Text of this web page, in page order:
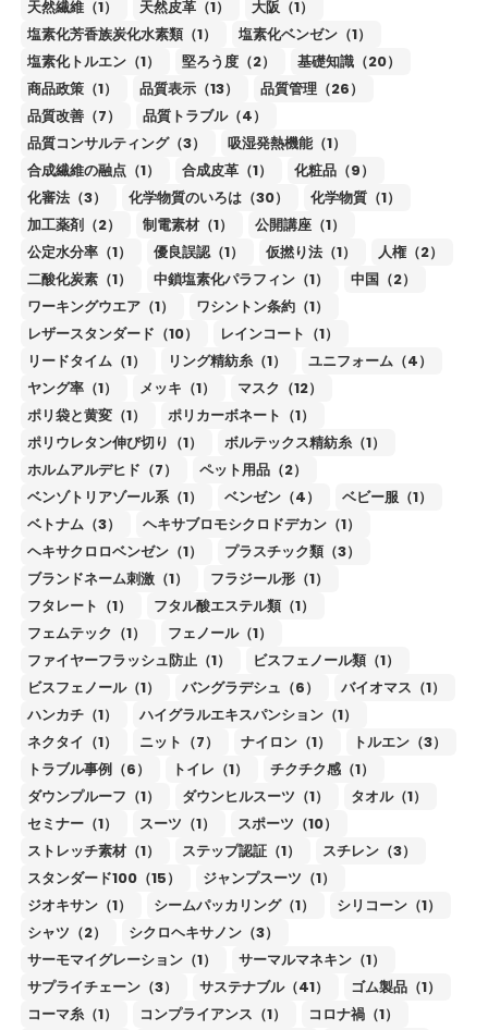
天然繊維（1） 天然皮革（1）
大阪（1）
塩素化芳香族炭化水素類（1）
塩素化ベンゼン（1）
塩素化トルエン（1）
堅ろう度（2）
基礎知識（20）
商品政策（1）
品質表示（13）
品質管理（26）
品質改善（7）
品質トラブル（4）
品質コンサルティング（3）
吸湿発熱機能（1）
合成繊維の融点（1）
合成皮革（1）
化粧品（9）
化審法（3）
化学物質のいろは（30）
化学物質（1）
加工薬剤（2）
制電素材（1）
公開講座（1）
公定水分率（1）
優良誤認（1） 仮撚り法（1）
人権（2）
二酸化炭素（1）
中鎖塩素化パラフィン（1）
中国（2）
ワーキングウエア（1）
ワシントン条約（1）
レザースタンダード（10）
レインコート（1）
リードタイム（1）
リング精紡糸（1）
ユニフォーム（4）
ヤング率（1）
メッキ（1）
マスク（12）
ポリ袋と黄変（1）
ポリカーボネート（1）
ポリウレタン伸び切り（1）
ボルテックス精紡糸（1）
ホルムアルデヒド（7）
ペット用品（2）
ベンゾトリアゾール系（1）
ベンゼン（4）
ベビー服（1）
ベトナム（3）
ヘキサブロモシクロドデカン（1）
ヘキサクロロベンゼン（1）
プラスチック類（3）
ブランドネーム刺激（1）
フラジール形（1）
フタレート（1）
フタル酸エステル類（1）
フェムテック（1）
フェノール（1）
ファイヤーフラッシュ防止（1）
ビスフェノール類（1）
ビスフェノール（1）
バングラデシュ（6）
バイオマス（1）
ハンカチ（1）
ハイグラルエキスパンション（1）
ネクタイ（1）
ニット（7） ナイロン（1）
トルエン（3）
トラブル事例（6）
トイレ（1）
チクチク感（1）
ダウンプルーフ（1）
ダウンヒルスーツ（1）
タオル（1）
セミナー（1）
スーツ（1）
スポーツ（10）
ストレッチ素材（1）
ステップ認証（1）
スチレン（3）
スタンダード100（15）
ジャンプスーツ（1）
ジオキサン（1）
シームパッカリング（1）
シリコーン（1）
シャツ（2）
シクロヘキサノン（3）
サーモマイグレーション（1）
サーマルマネキン（1）
サプライチェーン（3）
サステナブル（41）
ゴム製品（1）
コーマ糸（1）
コンプライアンス（1）
コロナ禍（1）